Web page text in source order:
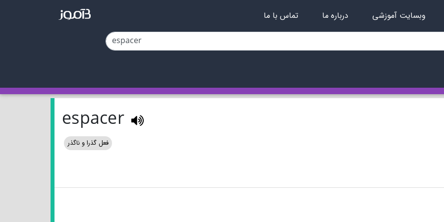
وبسایت آموزشی درباره ما تماس با ما
espacer
فعل گذرا و ناگذر